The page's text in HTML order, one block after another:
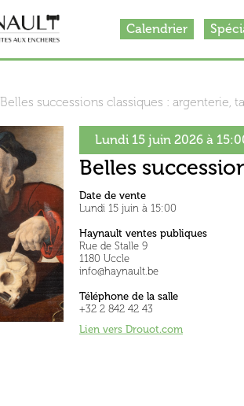
Calendrier
Belles successions classiques : argenterie,
Lundi 15 juin 2026 à
Belles
Date de vente
Lundi 15 juin à 15:00
Haynault ventes publiques
Rue de Stalle 9
1180 Uccle
info@haynault.be
Téléphone de la salle
+32 2 842 42 43
Lien vers Drouot.com